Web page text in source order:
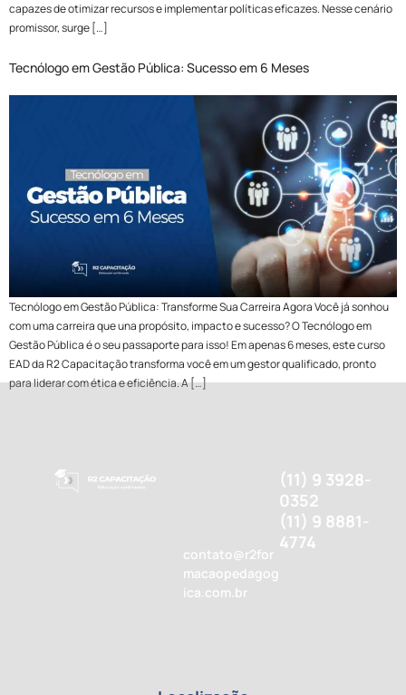
capazes de otimizar recursos e implementar políticas eficazes. Nesse cenário
promissor, surge […]
Tecnólogo em Gestão Pública: Sucesso em 6 Meses
Tecnólogo em Gestão Pública: Transforme Sua Carreira Agora Você já sonhou
com uma carreira que una propósito, impacto e sucesso? O Tecnólogo em
Gestão Pública é o seu passaporte para isso! Em apenas 6 meses, este curso
EAD da R2 Capacitação transforma você em um gestor qualificado, pronto
para liderar com ética e eficiência. A […]
contato@r2for
macaopedagog
ica.com.br
(11) 9 3928-
0352
(11) 9 8881-
4774